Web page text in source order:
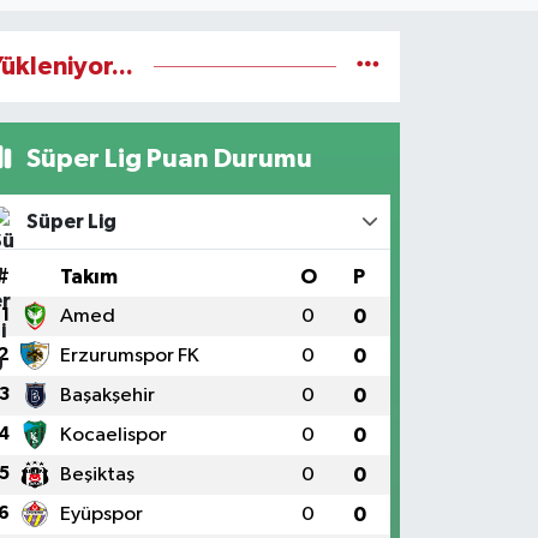
Süper Lig Puan Durumu
Süper Lig
Takım O P
1 Amed 0 0
Erzurumspor FK 0 0
3 Başakşehir 0 0
Kocaelispor 0 0
5 Beşiktaş 0 0
Eyüpspor 0 0